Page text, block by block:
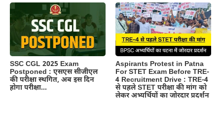
SSC CGL 2025 Exam
Postponed : एसएस सीजीएल
की परीक्षा स्थगित, अब इस दिन
होगा परीक्षा…
Aspirants Protest in Patna
For STET Exam Before TRE-
4 Recruitment Drive : TRE-4
से पहले STET परीक्षा की मांग को
लेकर अभ्यर्थियों का जोरदार प्रदर्शन